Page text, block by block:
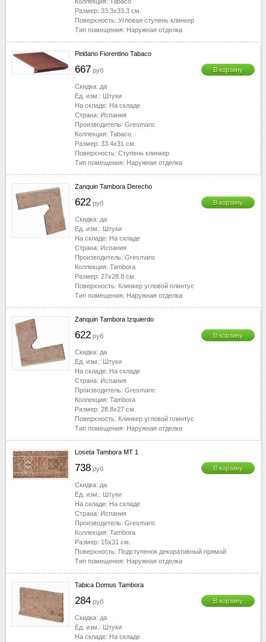
Размер: 33.3x33.3 см.
Поверхность: Угловая ступень клинкер
Тип помещения: Наружная отделка
Peldano Fiorentino Tabaco
667 руб В корзину
Скидка: да
Ед. изм.: Штуки
На складе: На складе
Страна: Испания
Производитель: Gresmanc
Коллекция: Tabaco
Размер: 33.4x31 см.
Поверхность: Ступень клинкер
Тип помещения: Наружная отделка
Zanquin Tambora Derecho
622 руб В корзину
Скидка: да
Ед. изм.: Штуки
На складе: На складе
Страна: Испания
Производитель: Gresmanc
Коллекция: Tambora
Размер: 27x28.8 см.
Поверхность: Клинкер угловой плинтус
Тип помещения: Наружная отделка
Zanquin Tambora Izquierdo
622 руб В корзину
Скидка: да
Ед. изм.: Штуки
На складе: На складе
Страна: Испания
Производитель: Gresmanc
Коллекция: Tambora
Размер: 28.8x27 см.
Поверхность: Клинкер угловой плинтус
Тип помещения: Наружная отделка
Loseta Tambora MT 1
738 руб В корзину
Скидка: да
Ед. изм.: Штуки
На складе: На складе
Страна: Испания
Производитель: Gresmanc
Коллекция: Tambora
Размер: 15x31 см.
Поверхность: Подступенок декоративный прямой
Тип помещения: Наружная отделка
Tabica Domus Tambora
284 руб В корзину
Скидка: да
Ед. изм.: Штуки
На складе: На складе